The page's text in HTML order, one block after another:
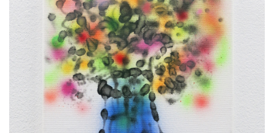
2020
alphabetically
PUBLICATIONS
ABOUT US
VISIT
MEMBERSHIP